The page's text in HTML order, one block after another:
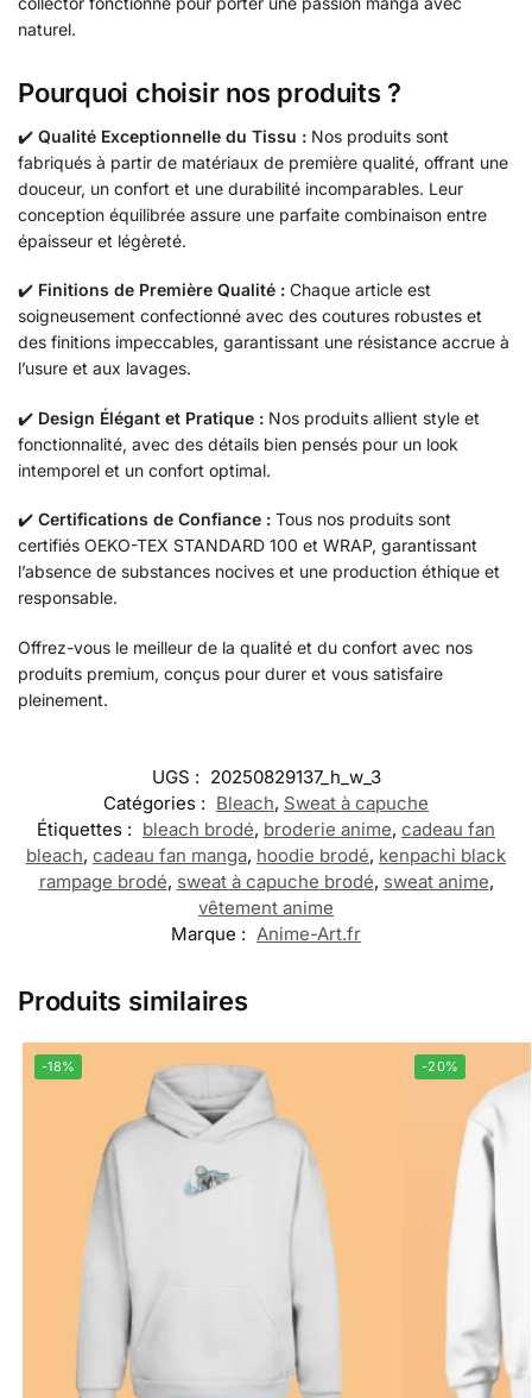
naturel.
Pourquoi choisir nos produits ?
✔️ Qualité Exceptionnelle du Tissu : Nos produits sont
fabriqués à partir de matériaux de première qualité, offrant une
douceur, un confort et une durabilité incomparables. Leur
conception équilibrée assure une parfaite combinaison entre
épaisseur et légèreté.
✔️ Finitions de Première Qualité : Chaque article est
soigneusement confectionné avec des coutures robustes et
des finitions impeccables, garantissant une résistance accrue à
l’usure et aux lavages.
✔️ Design Élégant et Pratique : Nos produits allient style et
fonctionnalité, avec des détails bien pensés pour un look
intemporel et un confort optimal.
✔️ Certifications de Confiance : Tous nos produits sont
certifiés OEKO-TEX STANDARD 100 et WRAP, garantissant
l’absence de substances nocives et une production éthique et
responsable.
Offrez-vous le meilleur de la qualité et du confort avec nos
produits premium, conçus pour durer et vous satisfaire
pleinement.
UGS : 20250829137_h_w_3
Catégories : Bleach, Sweat à capuche
Étiquettes : bleach brodé, broderie anime, cadeau fan
bleach, cadeau fan manga, hoodie brodé, kenpachi black
rampage brodé, sweat à capuche brodé, sweat anime,
vêtement anime
Marque : Anime-Art.fr
Produits similaires
-18% -20%